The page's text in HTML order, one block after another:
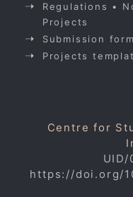
Regulations •
Projects
Submission
Projects
Centre for
https://doi.org/